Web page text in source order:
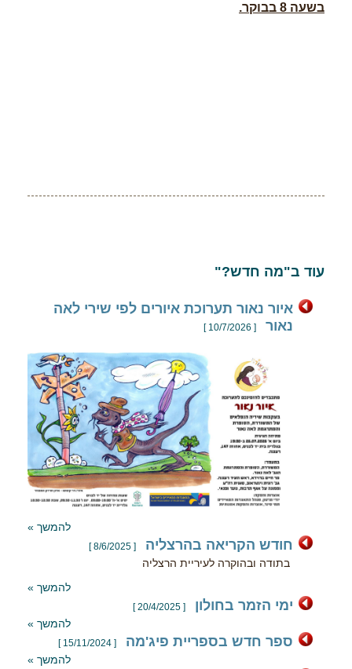
בשעה 8 בבוקר.
עוד ב"מה חדש?"
איור נאור תערוכת איורים לפי שירי לאה
נאור
[ 10/7/2026 ]
להמשך »
חודש הקריאה בהרצליה [ 8/6/2025 ]
בתודה ובהוקרה לעיריית הרצליה
להמשך »
ימי הזמר בחולון [ 20/4/2025 ]
להמשך »
ספר חדש בספריית פיג'מה [ 15/11/2024 ]
להמשך »